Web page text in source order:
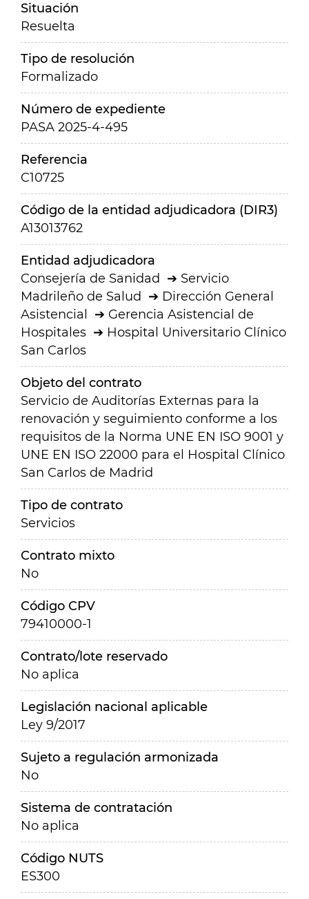
Situación
Resuelta
Tipo de resolución
Formalizado
Número de expediente
PASA 2025-4-495
Referencia
C10725
Código de la entidad adjudicadora (DIR3)
A13013762
Entidad adjudicadora
Consejería de Sanidad
Servicio
Madrileño de Salud
Dirección General
Asistencial
Gerencia Asistencial de
Hospitales
Hospital Universitario Clínico
San Carlos
Objeto del contrato
Servicio de Auditorías Externas para la
renovación y seguimiento conforme a los
requisitos de la Norma UNE EN ISO 9001 y
UNE EN ISO 22000 para el Hospital Clínico
San Carlos de Madrid
Tipo de contrato
Servicios
Contrato mixto
No
Código CPV
79410000-1
Contrato/lote reservado
No aplica
Legislación nacional aplicable
Ley 9/2017
Sujeto a regulación armonizada
No
Sistema de contratación
No aplica
Código NUTS
ES300